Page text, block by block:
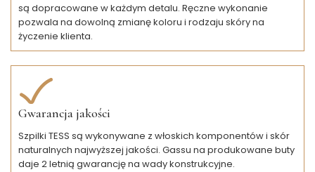
są dopracowane w każdym detalu. Ręczne wykonanie
pozwala na dowolną zmianę koloru i rodzaju skóry na
życzenie klienta.
Gwarancja jakości
Szpilki TESS są wykonywane z włoskich komponentów i skór
naturalnych najwyższej jakości. Gassu na produkowane buty
daje 2 letnią gwarancję na wady konstrukcyjne.